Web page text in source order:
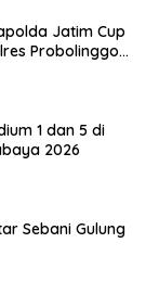
Jatim Cup
Probolinggo
1 dan 5 di
2026
Sebani Gulung